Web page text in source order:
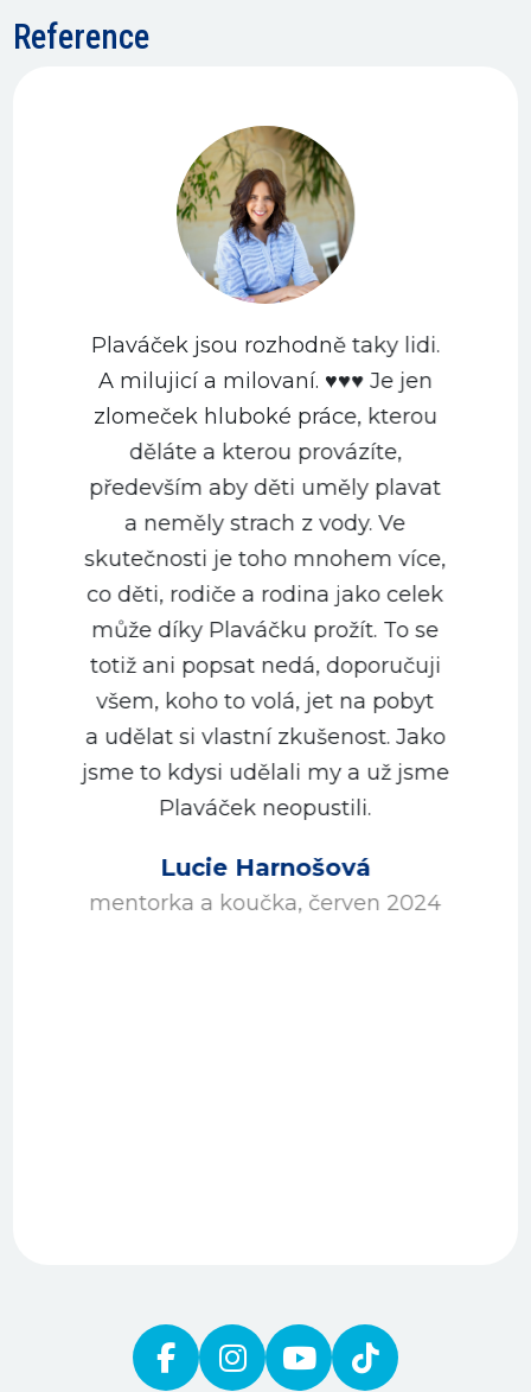
Reference
Plaváček jsou rozhodně taky lidi.
A milujicí a milovaní. ♥️♥️♥️ Je jen
zlomeček hluboké práce, kterou
děláte a kterou provázíte,
především aby děti uměly plavat
a neměly strach z vody. Ve
skutečnosti je toho mnohem více,
co děti, rodiče a rodina jako celek
může díky Plaváčku prožít. To se
totiž ani popsat nedá, doporučuji
všem, koho to volá, jet na pobyt
a udělat si vlastní zkušenost. Jako
jsme to kdysi udělali my a už jsme
Plaváček neopustili.
Lucie Harnošová
mentorka a koučka, červen 2024